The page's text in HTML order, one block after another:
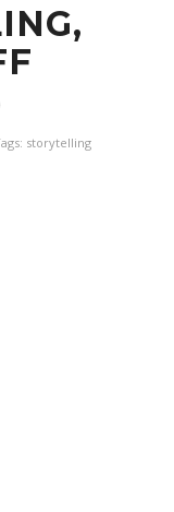
storytelling